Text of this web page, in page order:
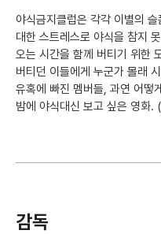
야식금지클럽은 각각 이별의
대한 스트레스로 야식을 참지
오는 시간을 함께 버티기 위한
버티던 이들에게 누군가 몰래
유혹에 빠진 멤버들, 과연 어떻
밤에 야식대신 보고 싶은 영화.
감독